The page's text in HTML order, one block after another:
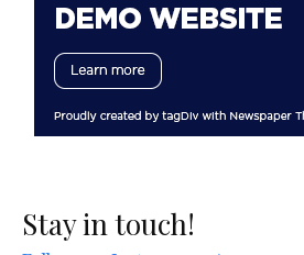
Stay in touch!